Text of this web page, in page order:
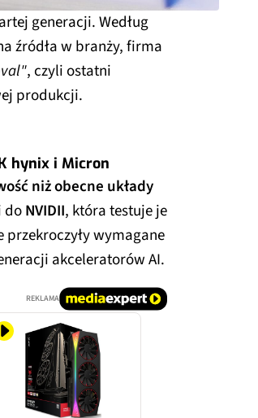
generacji. Według
źródła w branży, firma
, czyli ostatni
produkcji.
hynix i Micron
niż obecne układy
doNVIDII, która testuje je
przekroczyły wymagane
akceleratorów AI.
REKLAMA